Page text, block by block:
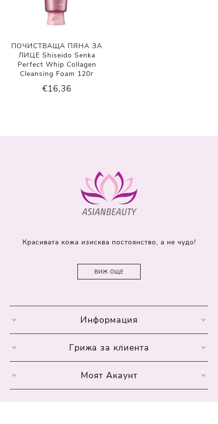
ПОЧИСТВАЩА ПЯНА ЗА
ЛИЦЕ Shiseido Senka
Perfect Whip Collagen
Cleansing Foam 120г
€16,36
Красивата кожа изисква постоянство, а не чудо!
ВИЖ ОЩЕ
Информация
Грижа за клиента
Моят Акаунт